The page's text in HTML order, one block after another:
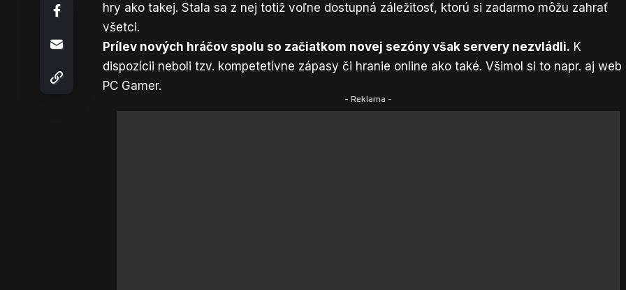
hry ako takej. Stala sa z nej totiž voľne dostupná záležitosť, ktorú si zadarmo môžu zahrať
všetci.
Prílev nových hráčov spolu so začiatkom novej sezóny však servery nezvládli. K
dispozícii neboli tzv. kompetetívne zápasy či hranie online ako také.Všimol si to napr. aj web
PC Gamer.
- Reklama -